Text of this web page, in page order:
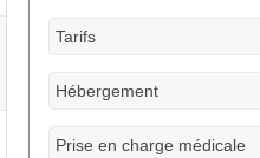
Tarifs
Hébergement
Prise en charge médicale